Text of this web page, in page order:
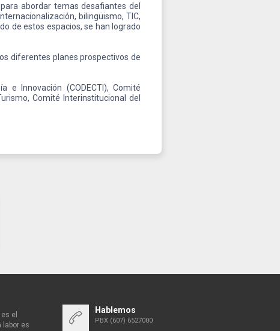
abordar temas desafiantes del
bilingüismo, TIC,
de estos espacios, se han logrado
diferentes planes prospectivos de
e Innovación (CODECTI), Comité
Comité Interinstitucional del
el
labor es
Hablemos
PBX (607) 6527000